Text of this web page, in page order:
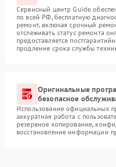
Сервисный центр Guide
по всей РФ, бесплатную
ремонт, включая срочный
отслеживать статус ремонта
предоставляется
продления срока службы
Оригинальные
безопасное
Использование официальных
аккуратная работа с
резервное копирование,
восстановление информации